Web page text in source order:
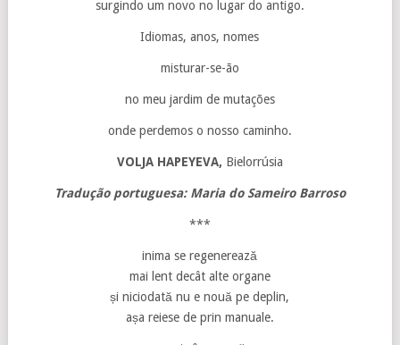
surgindo um novo no lugar do antigo.
Idiomas, anos, nomes
misturar-se-ão
no meu jardim de mutações
onde perdemos o nosso caminho.
VOLJA HAPEYEVA, Bielorrúsia
Tradução portuguesa: Maria do Sameiro Barroso
***
inima se regenerează
mai lent decât alte organe
și niciodată nu e nouă pe deplin,
așa reiese de prin manuale.